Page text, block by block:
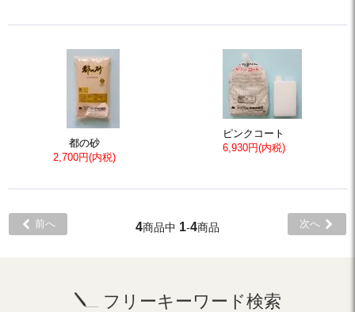
都の砂
2,700円(内税)
ピンクコート
6,930円(内税)
前へ 4商品中 1-4商品 次へ
フリーキーワード検索